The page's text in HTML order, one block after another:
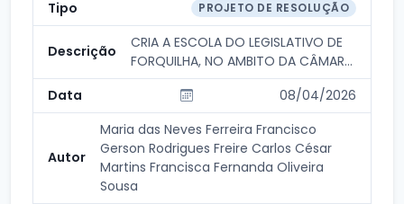
PROJETO DE RESOLUÇÃO
CRIA A ESCOLA DO LEGISLATIVO DE
FORQUILHA, NO AMBITO DA CÂMARA
MUNICIPAL DE FORQ...
08/04/2026
Maria das Neves Ferreira Francisco
Gerson Rodrigues Freire Carlos César
Martins Francisca Fernanda Oliveira
Sousa